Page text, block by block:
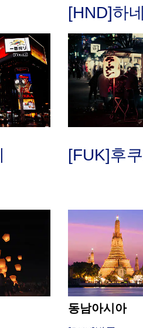
[HND]하
[FUK]후
동남아시아